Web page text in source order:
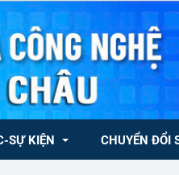
SỰ KIỆN CHUYỂN ĐỔI